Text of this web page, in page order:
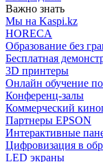
Важно знать
Мы на Kaspi.kz
HORECA
Образование без
Бесплатная
3D принтеры
Онлайн обучение
Конференц-залы
Коммерческий
Партнеры EPSON
Интерактивные
Цифровизация в
LED экраны